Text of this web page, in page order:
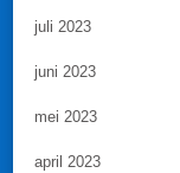
juli 2023
juni 2023
mei 2023
april 2023